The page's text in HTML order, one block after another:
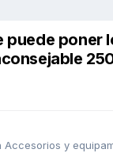
puede poner
Accesorios y